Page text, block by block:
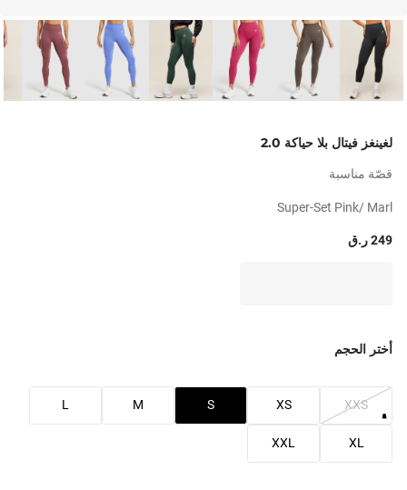
لغينغز فيتال بلا حياكة 2.0
قصّة مناسبة
Super-Set Pink/ Marl
249 ر.ق
أختر الحجم
XXS
XS
S
M
L
XL
XXL